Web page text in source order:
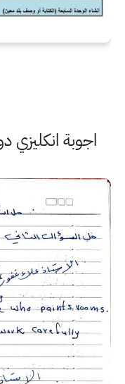
اجوبة انكليزي